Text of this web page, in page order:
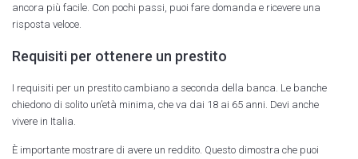
ancora più facile. Con pochi passi, puoi fare domanda e ricevere una
risposta veloce.
Requisiti per ottenere un prestito
I requisiti per un prestito cambiano a seconda della banca. Le banche
chiedono di solito un’età minima, che va dai 18 ai 65 anni. Devi anche
vivere in Italia.
È importante mostrare di avere un reddito. Questo dimostra che puoi